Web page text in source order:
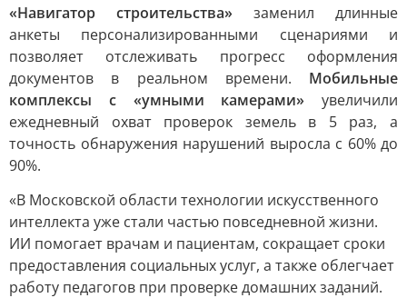
«Навигатор строительства» заменил длинные
анкеты персонализированными сценариями и
позволяет отслеживать прогресс оформления
документов в реальном времени. Мобильные
комплексы с «умными камерами» увеличили
ежедневный охват проверок земель в 5 раз, а
точность обнаружения нарушений выросла с 60% до
90%.
«В Московской области технологии искусственного
интеллекта уже стали частью повседневной жизни.
ИИ помогает врачам и пациентам, сокращает сроки
предоставления социальных услуг, а также облегчает
работу педагогов при проверке домашних заданий.